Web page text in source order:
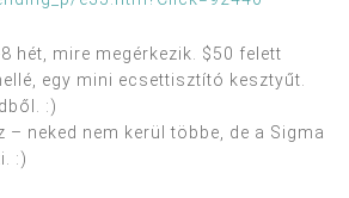
hét, mire megérkezik. $50 felett
egy mini ecsettisztító kesztyűt.
:)
neked nem kerül többe, de a Sigma
:)